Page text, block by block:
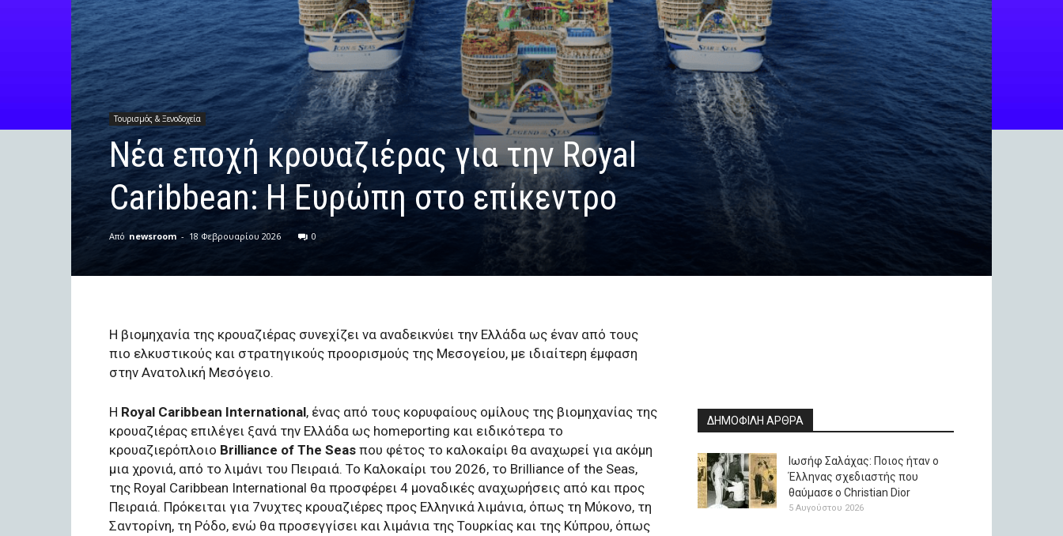
Τουρισμός & Ξενοδοχεία
Nέα εποχή κρουαζιέρας για την Royal
Caribbean: Η Ευρώπη στο επίκεντρο
Από newsroom - 18 Φεβρουαρίου 2026 0
Η βιομηχανία της κρουαζιέρας συνεχίζει να αναδεικνύει την Ελλάδα ως έναν από τους
πιο ελκυστικούς και στρατηγικούς προορισμούς της Μεσογείου, με ιδιαίτερη έμφαση
στην Ανατολική Μεσόγειο.
Η Royal Caribbean International, ένας από τους κορυφαίους ομίλους της βιομηχανίας της
κρουαζιέρας επιλέγει ξανά την Ελλάδα ως homeporting και ειδικότερα το
κρουαζιερόπλοιο Brilliance of The Seas που φέτος το καλοκαίρι θα αναχωρεί για ακόμη
μια χρονιά, από το λιμάνι του Πειραιά. Το Καλοκαίρι του 2026, το Brilliance of the Seas,
της Royal Caribbean International θα προσφέρει 4 μοναδικές αναχωρήσεις από και προς
Πειραιά. Πρόκειται για 7νυχτες κρουαζιέρες προς Ελληνικά λιμάνια, όπως τη Μύκονο, τη
Σαντορίνη, τη Ρόδο, ενώ θα προσεγγίσει και λιμάνια της Τουρκίας και της Κύπρου, όπως
ΔΗΜΟΦΙΛΗ ΑΡΘΡΑ
Ιωσήφ Σαλάχας: Ποιος ήταν ο
Έλληνας σχεδιαστής που
θαύμασε ο Christian Dior
5 Αυγούστου 2026